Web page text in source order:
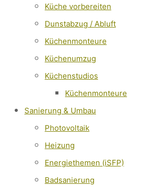
Küche vorbereiten
Dunstabzug / Abluft
Küchenmonteure
Küchenumzug
Küchenstudios
Küchenmonteure
Sanierung & Umbau
Photovoltaik
Heizung
Energiethemen (iSFP)
Badsanierung